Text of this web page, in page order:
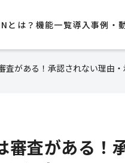
とは？ 機能一覧導入事例・
査がある！承認されない理由
査がある！